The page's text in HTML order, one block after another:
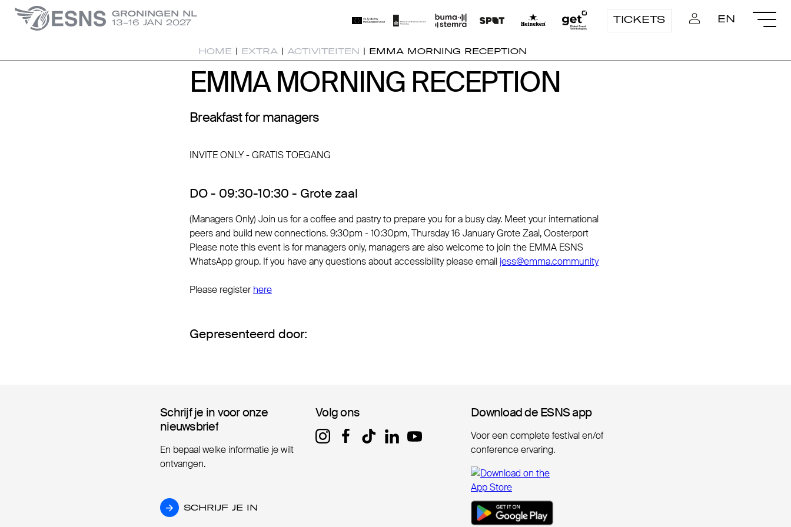
GRONINGEN NL
13-16 JAN 2027
TICKETS EN
HOME | EXTRA | ACTIVITEITEN | EMMA MORNING RECEPTION
EMMA MORNING RECEPTION
EMMA MORNING RECEPTION
Breakfast for managers
INVITE ONLY - GRATIS TOEGANG
DO - 09:30-10:30 - Grote zaal
(Managers Only) Join us for a coffee and pastry to prepare you for a busy day. Meet your international
peers and build new connections. 9:30pm - 10:30pm, Thursday 16 January Grote Zaal, Oosterport
Please note this event is for managers only, managers are also welcome to join the EMMA ESNS
WhatsApp group. If you have any questions about accessibility please email jess@emma.community
Please register here
Gepresenteerd door:
Schrijf je in voor onze
Schrijf je in voor onze
nieuwsbrief
nieuwsbrief
En bepaal welke informatie je wilt
ontvangen.
SCHRIJF JE IN
SCHRIJF JE IN
Volg ons
Volg ons Download de ESNS app
Download de ESNS app
Voor een complete festival en/of
conference ervaring.